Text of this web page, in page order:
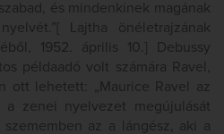
és mindenkinek magának
Lajtha önéletrajzának
1952. április 10.] Debussy
példaadó volt számára Ravel,
ott lehetett: „Maurice Ravel az
a zenei nyelvezet megújulását
az a lángész, aki a